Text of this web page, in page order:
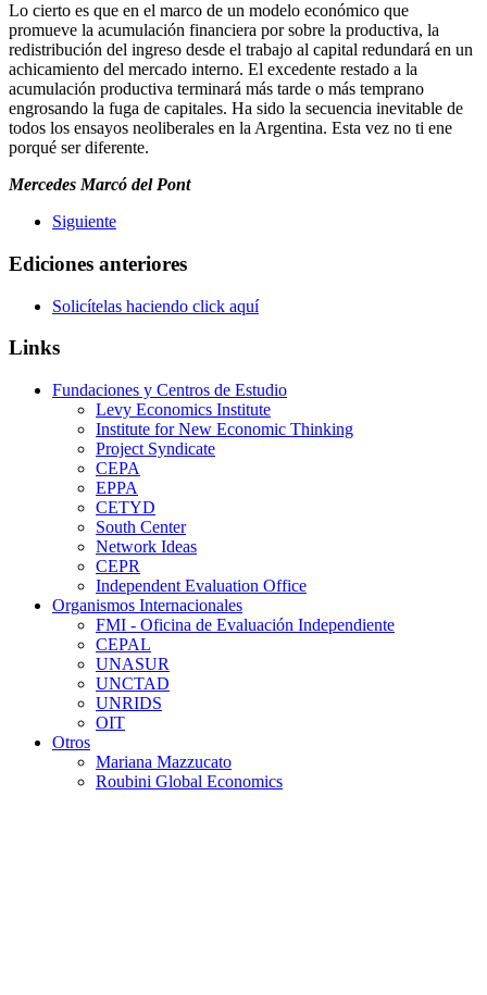
Lo cierto es que en el marco de un modelo económico que
promueve la acumulación financiera por sobre la productiva, la
redistribución del ingreso desde el trabajo al capital redundará en un
achicamiento del mercado interno. El excedente restado a la
acumulación productiva terminará más tarde o más temprano
engrosando la fuga de capitales. Ha sido la secuencia inevitable de
todos los ensayos neoliberales en la Argentina. Esta vez no ti ene
porqué ser diferente.
Mercedes Marcó del Pont
Siguiente
Ediciones anteriores
Solicítelas haciendo click aquí
Links
Fundaciones y Centros de Estudio
Levy Economics Institute
Institute for New Economic Thinking
Project Syndicate
CEPA
EPPA
CETYD
South Center
Network Ideas
CEPR
Independent Evaluation Office
Organismos Internacionales
FMI - Oficina de Evaluación Independiente
CEPAL
UNASUR
UNCTAD
UNRIDS
OIT
Otros
Mariana Mazzucato
Roubini Global Economics